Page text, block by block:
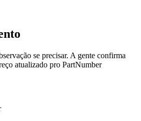
se precisar. A gente confirma
atualizado pro PartNumber